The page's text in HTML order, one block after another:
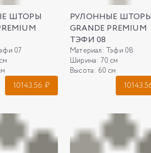
ШТОРЫ
07
10143.56 ₽
РУЛОННЫЕ ШТОРЫ
GRANDE PREMIUM
ТЭФИ 08
Материал: Тэфи 08
Ширина: 70 см
Высота: 60 см